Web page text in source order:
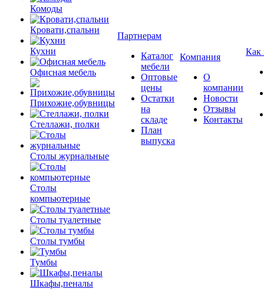
Комоды
Кровати,спальни
Кухни
Офисная мебель
Прихожие,обувницы
Стеллажи, полки
Столы журнальные
Столы
компьютерные
Столы туалетные
Столы тумбы
Тумбы
Шкафы,пеналы
Партнерам
Каталог
мебели
Оптовые
цены
Остатки
на
складе
План
выпуска
Компания
О
компании
Новости
Отзывы
Контакты
Как